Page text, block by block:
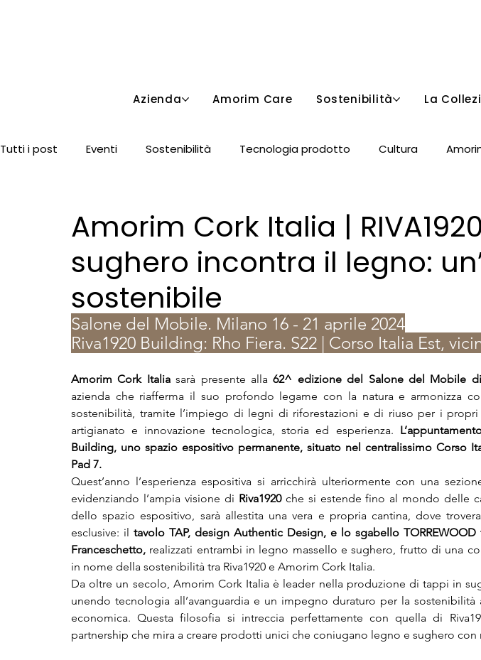
Azienda Amorim Care Sostenibilità La
Tutti i post
Eventi Sostenibilità Tecnologia prodotto Cultura
Amorim Cork Italia |
sughero incontra il legno:
sostenibile
Salone del Mobile. Milano 16 - 21 aprile 2024
Riva1920 Building: Rho Fiera. S22 | Corso Italia Est,
Amorim Cork Italia sarà presente alla 62^ edizione del Salone del Mobile
azienda che riafferma il suo profondo legame con la natura e armonizza
sostenibilità, tramite l’impiego di legni di riforestazioni e di riuso per i propri
artigianato e innovazione tecnologica, storia ed esperienza.
Building, uno spazio espositivo permanente, situato nel centralissimo Corso
Pad 7.
Quest’anno l’esperienza espositiva si arricchirà ulteriormente con una
evidenziando l’ampia visione di Riva1920 che si estende fino al mondo delle
dello spazio espositivo, sarà allestita una vera e propria cantina, dove
esclusive: il tavolo TAP, design Authentic Design, e lo sgabello TORREWOOD
Franceschetto, realizzati entrambi in legno massello e sughero, frutto di una
in nome della sostenibilità tra Riva1920 e Amorim Cork Italia.
Da oltre un secolo, Amorim Cork Italia è leader nella produzione di tappi in
unendo tecnologia all’avanguardia e un impegno duraturo per la sostenibilità
economica. Questa filosofia si intreccia perfettamente con quella di
partnership che mira a creare prodotti unici che coniugano legno e sughero con